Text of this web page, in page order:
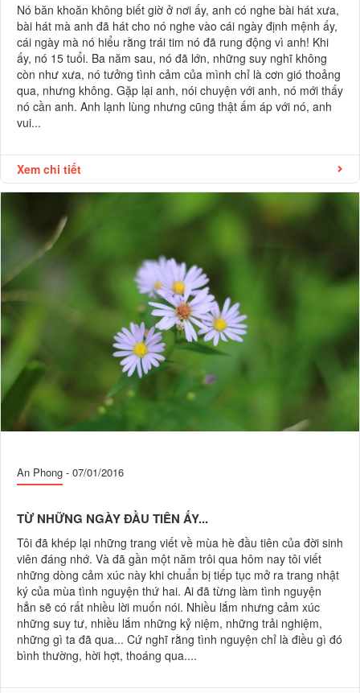
Nó băn khoăn không biết giờ ở nơi ấy, anh có nghe bài hát xưa,
bài hát mà anh đã hát cho nó nghe vào cái ngày định mệnh ấy,
cái ngày mà nó hiểu rằng trái tim nó đã rung động vì anh! Khi
ấy, nó 15 tuổi. Ba năm sau, nó đã lớn, những suy nghĩ không
còn như xưa, nó tưởng tình cảm của mình chỉ là cơn gió thoảng
qua, nhưng không. Gặp lại anh, nói chuyện với anh, nó mới thấy
nó cần anh. Anh lạnh lùng nhưng cũng thật ấm áp với nó, anh
vui...
Xem chi tiết
An Phong - 07/01/2016
TỪ NHỮNG NGÀY ĐẦU TIÊN ẤY...
Tôi đã khép lại những trang viết về mùa hè đầu tiên của đời sinh
viên đáng nhớ. Và đã gần một năm trôi qua hôm nay tôi viết
những dòng cảm xúc này khi chuẩn bị tiếp tục mở ra trang nhật
ký của mùa tình nguyện thứ hai. Ai đã từng làm tình nguyện
hẳn sẽ có rất nhiều lời muốn nói. Nhiều lắm nhưng cảm xúc
những suy tư, nhiều lắm những kỷ niệm, những trải nghiệm,
những gì ta đã qua... Cứ nghĩ rằng tình nguyện chỉ là điều gì đó
bình thường, hời hợt, thoáng qua....